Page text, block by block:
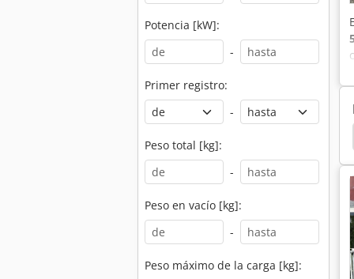
Potencia [kW]:
-
Primer registro:
-
Peso total [kg]:
-
Peso en vacío [kg]:
-
Peso máximo de la carga [kg]:
Linde L12 Carpetas Manuales